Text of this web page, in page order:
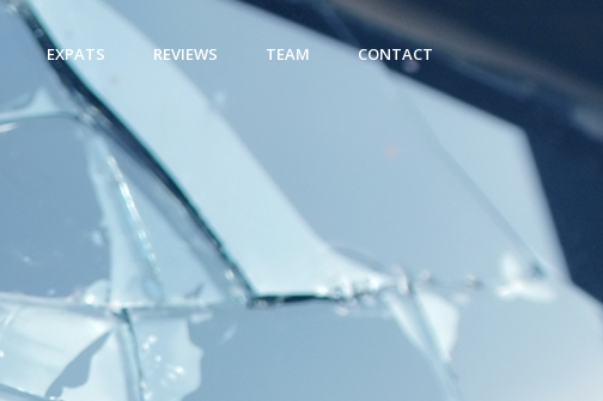
EXPATS REVIEWS TEAM CONTACT